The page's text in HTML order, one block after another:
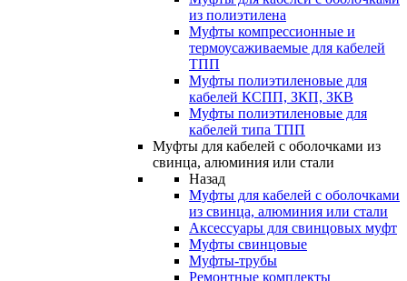
из полиэтилена
Муфты компрессионные и
термоусаживаемые для кабелей
ТПП
Муфты полиэтиленовые для
кабелей КСПП, ЗКП, ЗКВ
Муфты полиэтиленовые для
кабелей типа ТПП
Муфты для кабелей с оболочками из
свинца, алюминия или стали
Назад
Муфты для кабелей с оболочками
из свинца, алюминия или стали
Аксессуары для свинцовых муфт
Муфты свинцовые
Муфты-трубы
Ремонтные комплекты